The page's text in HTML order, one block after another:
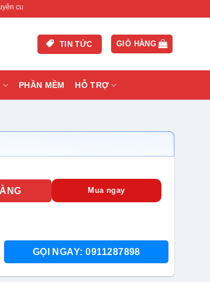
thiết bị mạng & camera chính hãng, bảo hành , hỗ trợ nhanh.
TIN TỨC GIỎ HÀNG
PHẦN MỀM HỖ TRỢ
số lượng
Mua ngay
GỌI NGAY: 0911287898